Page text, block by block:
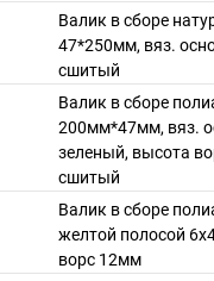
Валик в сборе
47*250мм, вяз.
сшитый
Валик в сборе
200мм*47мм, вяз.
зеленый, высота
сшитый
Валик в сборе
желтой полосой
ворс 12мм